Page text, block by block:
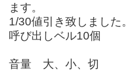
ます。
1/30値引き致しました。
呼び出しベル10個
音量 大、小、切